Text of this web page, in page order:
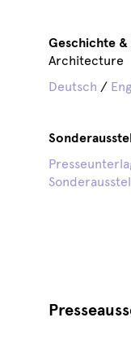
Geschichte
Architecture
Deutsch /